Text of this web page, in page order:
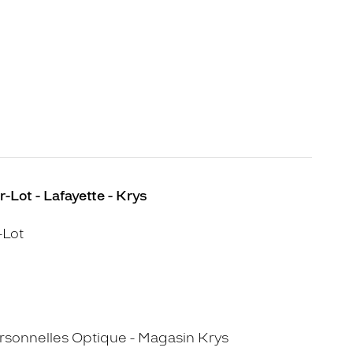
Lot - Lafayette - Krys
Optique - Magasin Krys